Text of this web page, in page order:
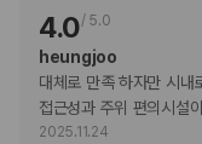
현금 결제 불가
American Express
JCB International
Mastercard
UnionPay
4.0/ 5.0
heungjoo
대체로 만족 하자만 시내
접근성과 주위 편의시설
2025.11.24